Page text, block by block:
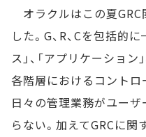
オラクルはこの夏GRC
した。G、R、Cを包括的
ス」、「アプリケーション
各階層におけるコントロ
日々の管理業務がユー
らない。加えてGRCに関